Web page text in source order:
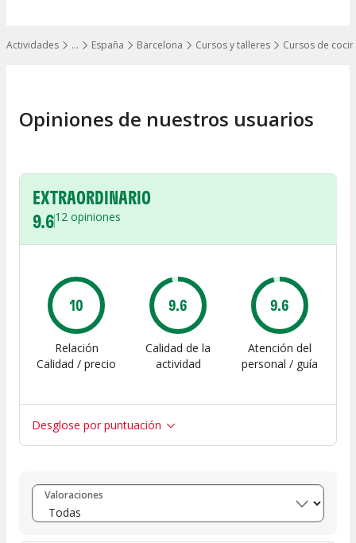
…
Mostrar todos los niveles
Actividades España Barcelona Cursos y talleres Cursos de
Opiniones de nuestros usuarios
EXTRAORDINARIO
9.612 opiniones
10
Relación
Calidad / precio
9.6
Calidad de la
actividad
9.6
Atención del
personal / guía
Desglose por puntuación
Entre 8 y 10 (12)
Entre 6 y 8 (1)
Valoraciones